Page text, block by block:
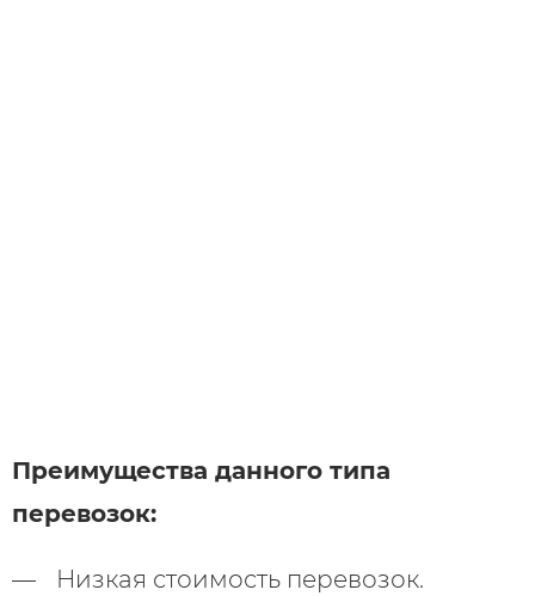
Преимущества данного типа
перевозок:
Низкая стоимость перевозок.